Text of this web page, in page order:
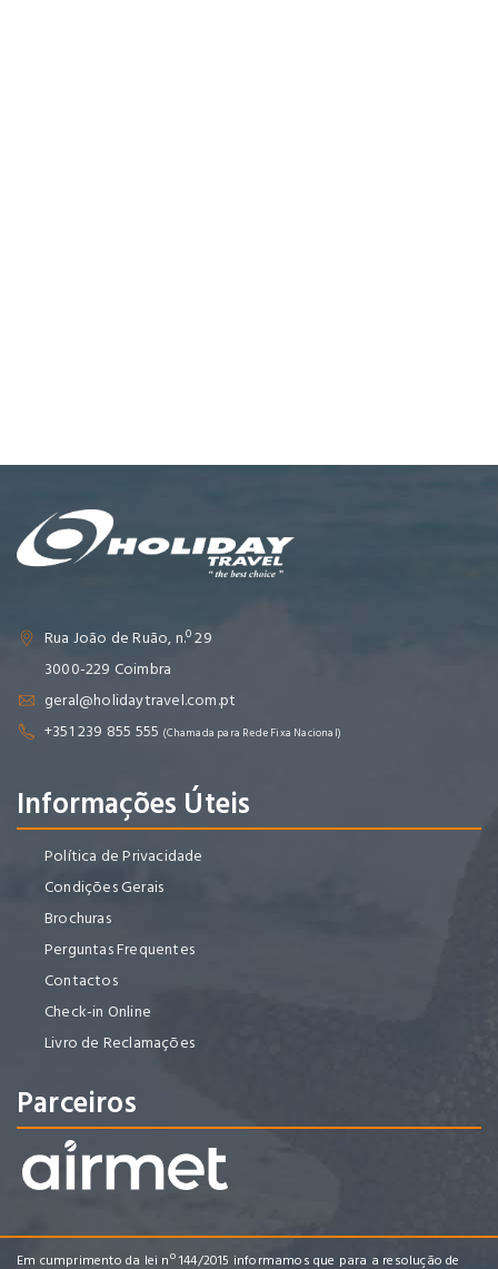
Rua João de Ruão, n.º 29
3000-229 Coimbra
geral@holidaytravel.com.pt
+351 239 855 555 (Chamada para Rede Fixa Nacional)
Informações Úteis
Política de Privacidade
Condições Gerais
Brochuras
Perguntas Frequentes
Contactos
Check-in Online
Livro de Reclamações
Parceiros
Em cumprimento da lei nº 144/2015 informamos que para a resolução de